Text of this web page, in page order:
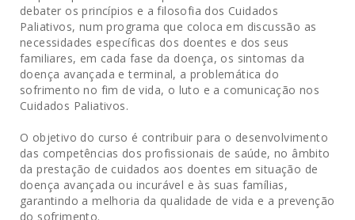
debater os princípios e a filosofia dos Cuidados
Paliativos, num programa que coloca em discussão as
necessidades específicas dos doentes e dos seus
familiares, em cada fase da doença, os sintomas da
doença avançada e terminal, a problemática do
sofrimento no fim de vida, o luto e a comunicação nos
Cuidados Paliativos.
O objetivo do curso é contribuir para o desenvolvimento
das competências dos profissionais de saúde, no âmbito
da prestação de cuidados aos doentes em situação de
doença avançada ou incurável e às suas famílias,
garantindo a melhoria da qualidade de vida e a prevenção
do sofrimento.